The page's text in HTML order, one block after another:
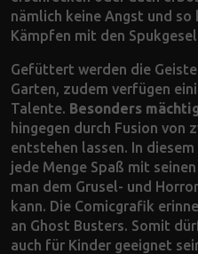
nämlich keine Angst und so
Kämpfen mit den
Gefüttert werden die
Garten, zudem verfügen
Talente. Besonders
hingegen durch Fusion von
entstehen lassen. In
jede Menge Spaß mit
man dem Grusel- und
kann. Die Comicgrafik
an Ghost Busters. Somit
auch für Kinder geeignet